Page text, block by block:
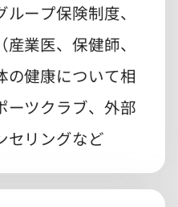
ープ保険制度、
業医、保健師、
の健康について相
ーツクラブ、外部
セリングなど